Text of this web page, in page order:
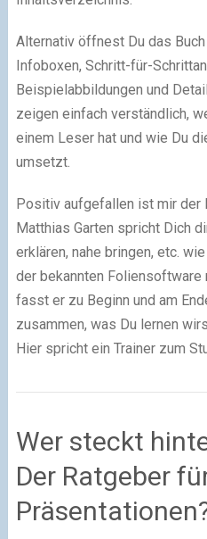
Alternativ öffnest Du das
Infoboxen, Schritt-für-
Beispielabbildungen und
zeigen einfach verständlich,
einem Leser hat und wie Du
umsetzt.
Positiv aufgefallen ist mir der
Matthias Garten spricht Dich
erklären, nahe bringen, etc.
der bekannten Foliensoftware
fasst er zu Beginn und am
zusammen, was Du lernen
Hier spricht ein Trainer zum
Wer steckt
Der Ratgeber